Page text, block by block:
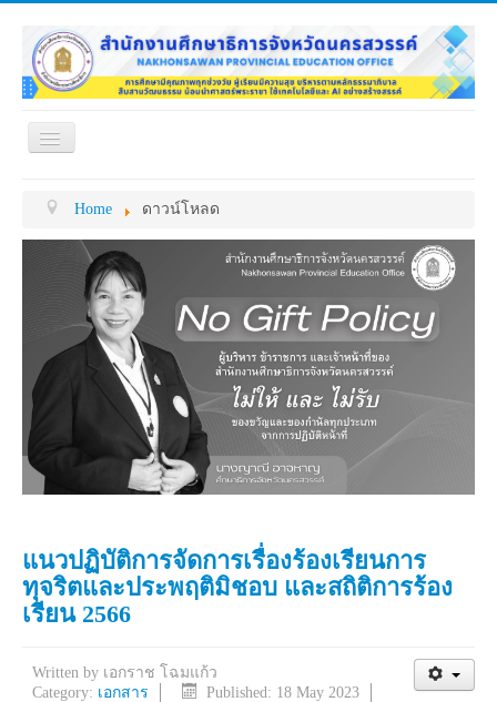
Toggle
หน่วยงานภายใน
ดาวน์โหลด
กระดาน ถาม-ตอบ
ข้อมูลการติดต่อ
Home ดาวน์โหลด
แนวปฏิบัติการจัดการเรื่องร้องเรียนการ
ทุจริตและประพฤติมิชอบ และสถิติการร้อง
เรียน 2566
Written by เอกราช โฉมแก้ว
Category: เอกสาร
Published: 18 May 2023